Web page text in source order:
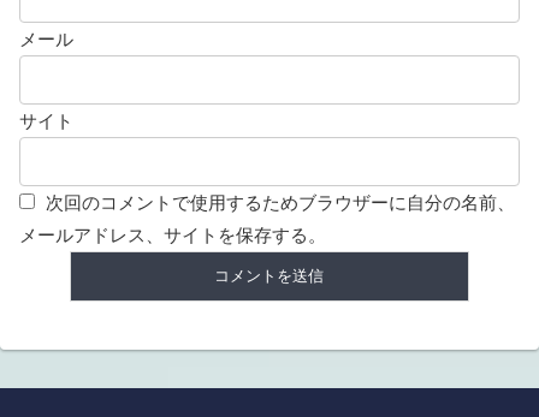
メール
サイト
次回のコメントで使用するためブラウザーに自分の名前、
メールアドレス、サイトを保存する。